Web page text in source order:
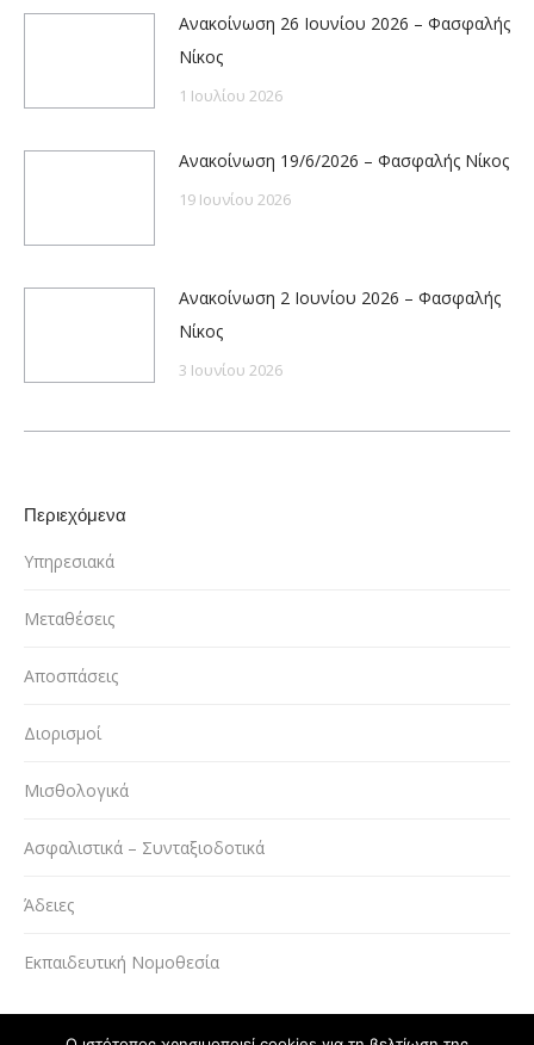
Ανακοίνωση 26 Ιουνίου 2026 – Φασφαλής
Νίκος
1 Ιουλίου 2026
Ανακοίνωση 19/6/2026 – Φασφαλής Νίκος
19 Ιουνίου 2026
Ανακοίνωση 2 Ιουνίου 2026 – Φασφαλής
Νίκος
3 Ιουνίου 2026
Περιεχόμενα
Υπηρεσιακά
Μεταθέσεις
Αποσπάσεις
Διορισμοί
Μισθολογικά
Ασφαλιστικά – Συνταξιοδοτικά
Άδειες
Εκπαιδευτική Νομοθεσία